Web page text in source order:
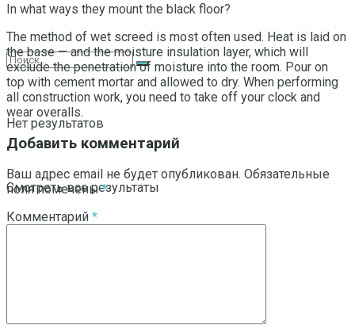
Нет результатов
Смотреть все результаты
In what ways they mount the black floor?
The method of wet screed is most often used. Heat is laid on
the base — and the moisture insulation layer, which will
exclude the penetration of moisture into the room. Pour on
top with cement mortar and allowed to dry. When performing
all construction work, you need to take off your clock and
wear overalls.
Добавить комментарий
Ваш адрес email не будет опубликован. Обязательные
поля помечены*
Комментарий *